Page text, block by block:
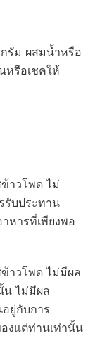
รัม ผสมน้ำหรือ
หรือเชคให้
าวโพด ไม่
รับประทาน
หารที่เพียงพอ
าวโพด ไม่มีผล
น ไม่มีผล
ยู่กับการ
งแต่ท่านเท่านั้น